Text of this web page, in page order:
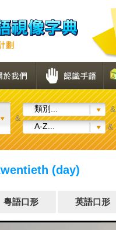
&
類別... &
A-Z...
&
(day)
粵語口形 英語口形